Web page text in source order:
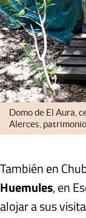
Domo de El Aura,
Alerces,
También en
Huemules, en
alojar a sus